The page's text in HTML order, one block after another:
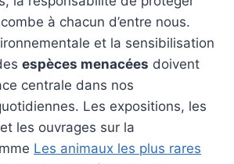
à chacun d’entre nous.
et la sensibilisation
espèces menacées doivent
centrale dans nos
Les expositions, les
les ouvrages sur la
Les animaux les plus rares